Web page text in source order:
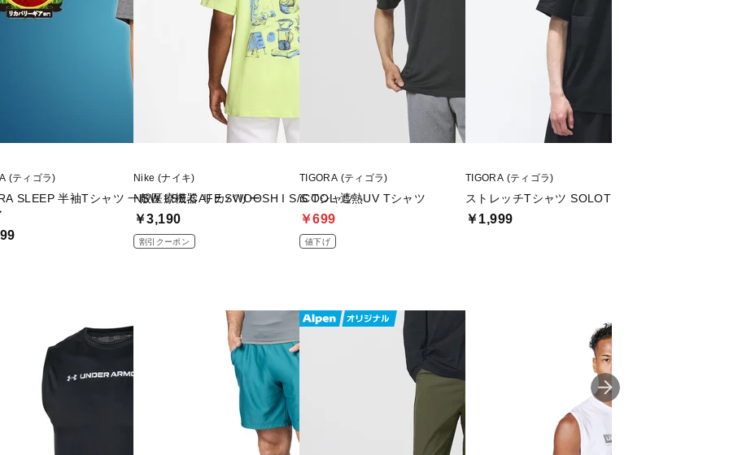
(ティゴラ)
SLEEP 半袖Tシャツ 一般医療機器 リカバリー
Nike (ナイキ)
NSW LSE CAFE SWOOSH I S/S Tシャツ
￥3,190
割引クーポン
TIGORA (ティゴラ)
iCOOL 遮熱UV Tシャツ
￥699
値下げ
TIGORA (ティゴラ)
ストレッチTシャツ SOLOTEX(R)使用
￥1,999